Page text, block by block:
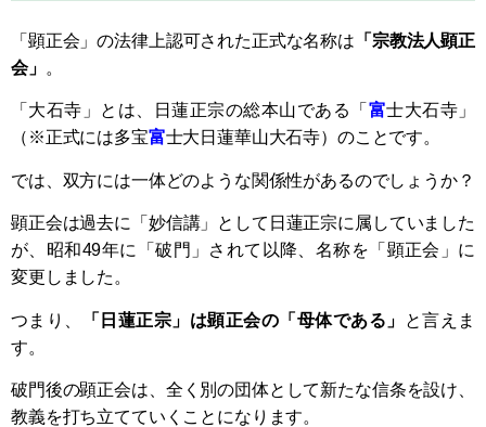
「顕正会」の法律上認可された正式な名称は 「宗教法人顕正
会」 。
「大石寺」とは、日蓮正宗の総本山である「 富士大石寺」
（※正式には多宝富士大日蓮華山大石寺）のことです。
では、双方には一体どのような関係性があるのでしょうか？
顕正会は過去に「妙信講」として日蓮正宗に属していました
が、昭和49年に「破門」されて以降、名称を「顕正会」に
変更しました。
つまり、 「日蓮正宗」は顕正会の「母体である」
と言えま
す。
破門後の顕正会は、全く別の団体として新たな信条を設け、
教義を打ち立てていくことになります。